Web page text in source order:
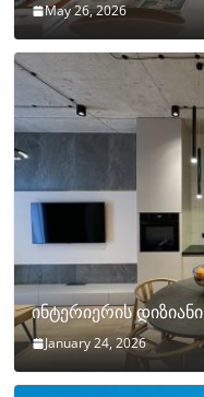
May 26, 2026
ინტერიერის დიზიანი
January 24, 2026